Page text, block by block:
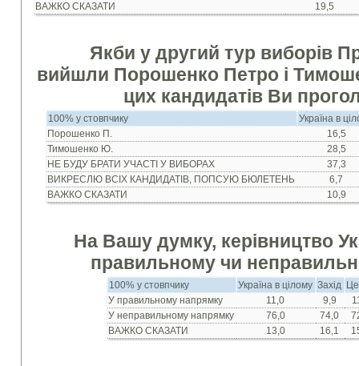
ВАЖКО СКАЗАТИ
19,5
Якби у другий тур виборів
вийшли Порошенко Петро і
цих кандидатів Ви
100% у стовпчику
Україна в
Порошенко П.
16,5
Тимошенко Ю.
28,5
НЕ БУДУ БРАТИ УЧАСТІ У ВИБОРАХ
37,3
ВИКРЕСЛЮ ВСІХ КАНДИДАТІВ, ПОПСУЮ БЮЛЕТЕНЬ
6,7
ВАЖКО СКАЗАТИ
10,9
На Вашу думку, керівництво
правильному чи
100% у стовпчику Україна в цілому Захід
У правильному напрямку
11,0 9,9
У неправильному напрямку
76,0 74,0
ВАЖКО СКАЗАТИ
13,0 16,1